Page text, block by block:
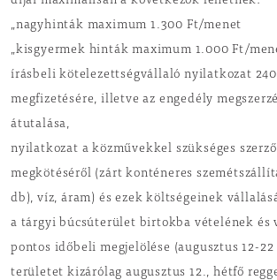
„nagyhinták maximum 1.300 Ft/menet
„kisgyermek hinták maximum 1.000 Ft/
írásbeli kötelezettségvállaló nyilatkozat
megfizetésére, illetve az engedély
átutalása,
nyilatkozat a közművekkel szükséges
megkötéséről (zárt konténeres
db), víz, áram) és ezek költségeinek
a tárgyi búcsúterület birtokba vételének és
pontos időbeli megjelölése (augusztus 12-
területet kizárólag augusztus 12., hétfő